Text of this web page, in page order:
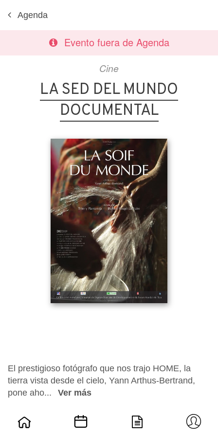
Agenda
Evento fuera de Agenda
Cine
LA SED DEL MUNDO
DOCUMENTAL
El prestigioso fotógrafo que nos trajo HOME, la
tierra vista desde el cielo, Yann Arthus-Bertrand,
pone aho...
Ver más